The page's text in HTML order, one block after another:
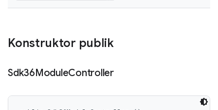
Konstruktor publik
Sdk36ModuleController